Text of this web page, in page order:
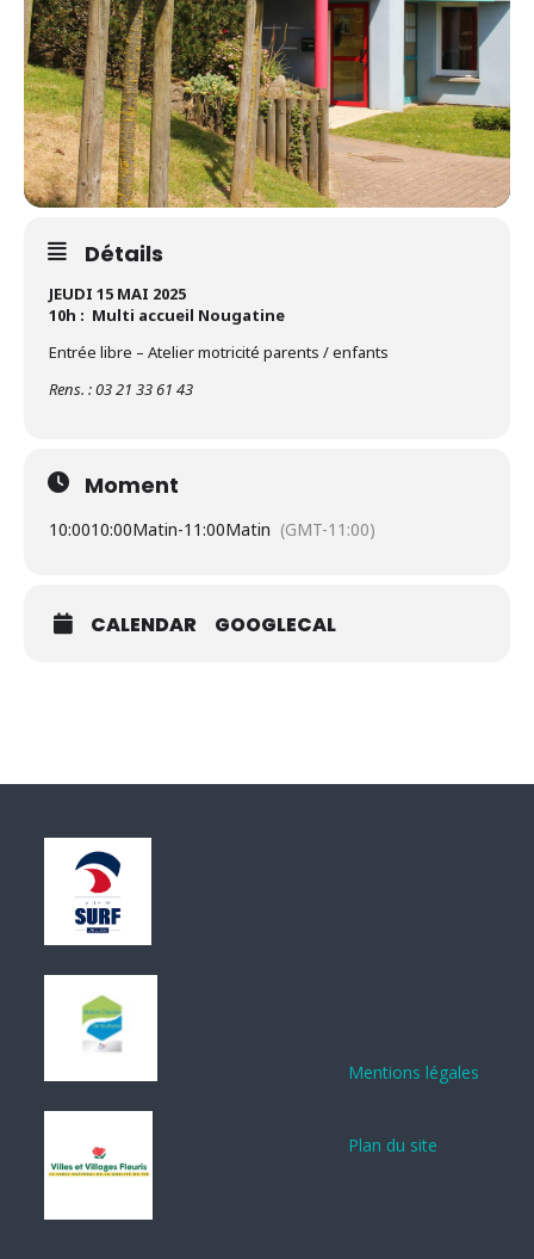
Détails
JEUDI 15 MAI 2025
10h : Multi accueil Nougatine
Entrée libre – Atelier motricité parents / enfants
Rens. : 03 21 33 61 43
Moment
10:0010:00Matin-11:00Matin (GMT-11:00)
CALENDAR GOOGLECAL
Mentions légales
Plan du site